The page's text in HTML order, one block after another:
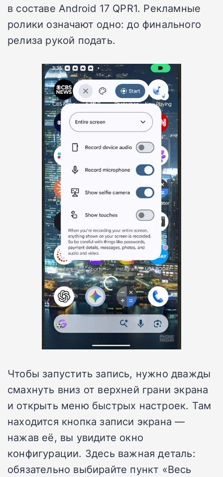
в составе Android 17 QPR1. Рекламные
ролики означают одно: до финального
релиза рукой подать.
Чтобы запустить запись, нужно дважды
смахнуть вниз от верхней грани экрана
и открыть меню быстрых настроек. Там
находится кнопка записи экрана —
нажав её, вы увидите окно
конфигурации. Здесь важная деталь:
обязательно выбирайте пункт «Весь